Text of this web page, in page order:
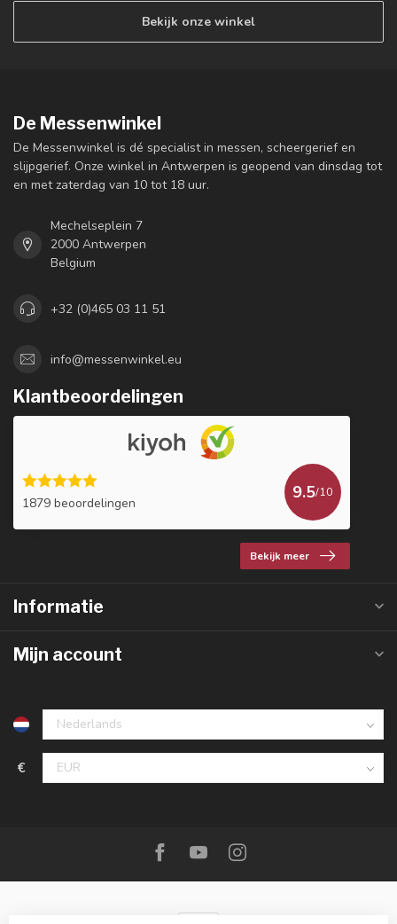
Bekijk onze winkel
De Messenwinkel
De Messenwinkel is dé specialist in messen, scheergerief en
slijpgerief. Onze winkel in Antwerpen is geopend van dinsdag tot
en met zaterdag van 10 tot 18 uur.
Mechelseplein 7
2000 Antwerpen
Belgium
+32 (0)465 03 11 51
info@messenwinkel.eu
Klantbeoordelingen
1879 beoordelingen
9.5/10
Bekijk meer
Informatie
Mijn account
€